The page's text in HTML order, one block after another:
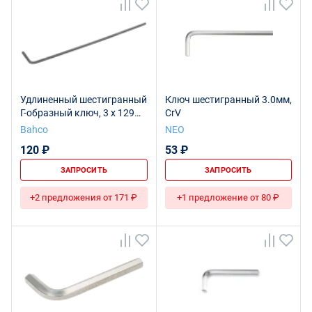
Удлиненный шестигранный
Г-образный ключ, 3 x 129
мм
Bahco
120 ₽
ЗАПРОСИТЬ
+2 предложения от 171 ₽
Ключ шестигранный 3.0мм,
CrV
NEO
53 ₽
ЗАПРОСИТЬ
+1 предложение от 80 ₽